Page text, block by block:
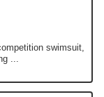
swimsuit,
...